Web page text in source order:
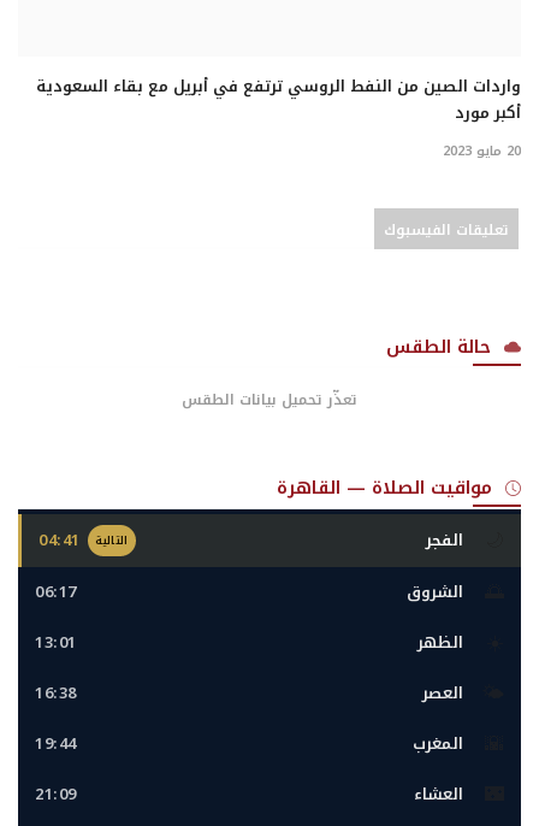
واردات الصين من النفط الروسي ترتفع في أبريل مع بقاء السعودية
أكبر مورد
20 مايو 2023
تعليقات الفيسبوك
حالة الطقس
تعذّر تحميل بيانات الطقس
مواقيت الصلاة — القاهرة
الفجر التالية 04:41
الشروق 06:17
الظهر 13:01
العصر 16:38
المغرب 19:44
العشاء 21:09